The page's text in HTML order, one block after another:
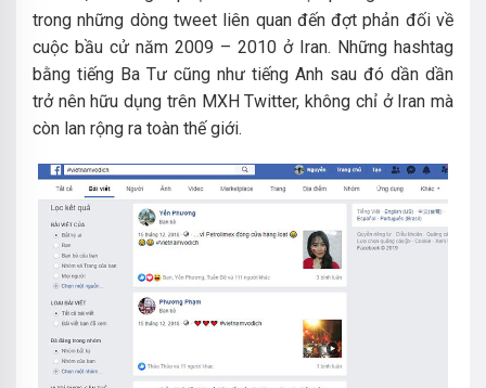
trong những dòng tweet liên quan đến đợt phản đối về
cuộc bầu cử năm 2009 – 2010 ở Iran. Những hashtag
bằng tiếng Ba Tư cũng như tiếng Anh sau đó dần dần
trở nên hữu dụng trên MXH Twitter, không chỉ ở Iran mà
còn lan rộng ra toàn thế giới.